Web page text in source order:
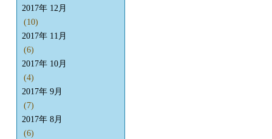
2017年 12月
(10)
2017年 11月
(6)
2017年 10月
(4)
2017年 9月
(7)
2017年 8月
(6)